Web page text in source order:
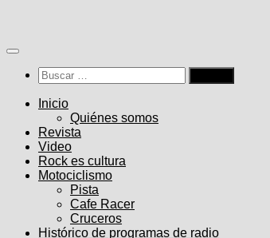
contenido
Buscar:
Inicio
Quiénes somos
Revista
Video
Rock es cultura
Motociclismo
Pista
Cafe Racer
Cruceros
Histórico de programas de radio